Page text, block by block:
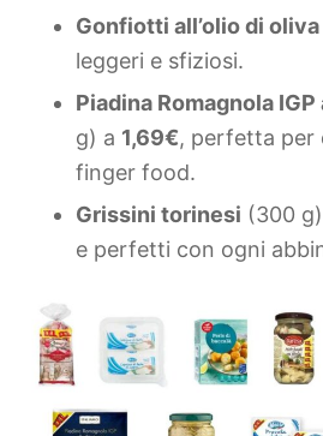
Gonfiotti all’olio di oliva
leggeri e sfiziosi.
Piadina Romagnola
g) a 1,69€, perfetta per
finger food.
Grissini torinesi (300
e perfetti con ogni